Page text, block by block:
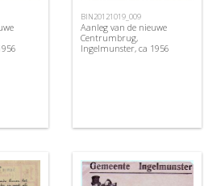
BIN20121019_009
Aanleg van de nieuwe
Centrumbrug,
Ingelmunster, ca 1956